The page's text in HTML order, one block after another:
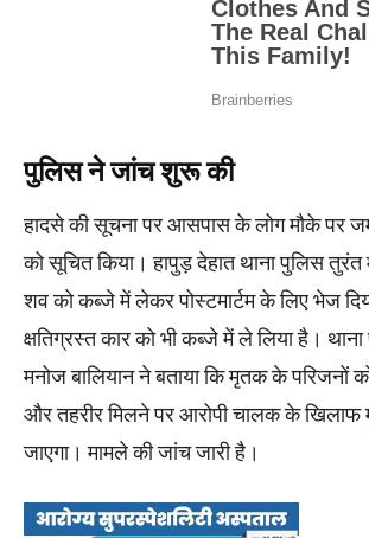
पुलिस ने जांच शुरू की
हादसे की सूचना पर आसपास के लोग मौके पर
को सूचित किया। हापुड़ देहात थाना पुलिस
शव को कब्जे में लेकर पोस्टमार्टम के लिए भेज
क्षतिग्रस्त कार को भी कब्जे में ले लिया है। थाना
मनोज बालियान ने बताया कि मृतक के परिजनों
और तहरीर मिलने पर आरोपी चालक के खिलाफ
जाएगा। मामले की जांच जारी है।